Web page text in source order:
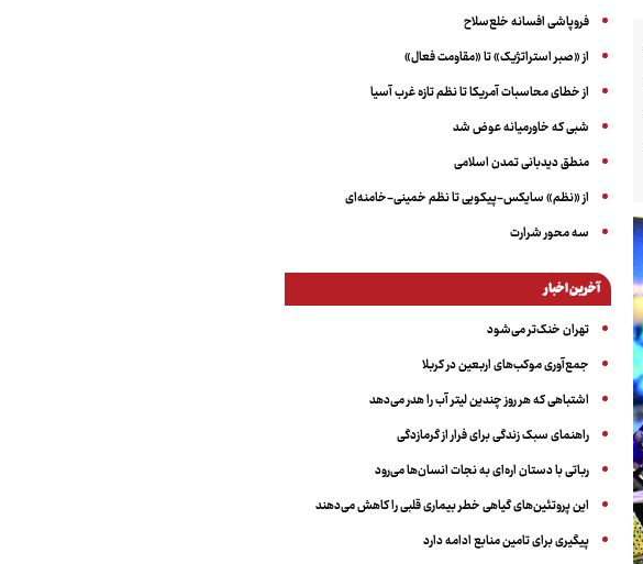
فروپاشی افسانه خلع‌سلاح
از «صبر استراتژیک» تا «مقاومت فعال»
از خطای محاسبات آمریکا تا نظم تازه غرب آسیا
شبی که خاورمیانه عوض شد
منطق دیدبانی تمدن اسلامی
از «نظم» سایکس-پیکویی تا نظم خمینی-خامنه‌ای
سه‌ محور شرارت
آخرین اخبار
تهران خنک‌تر می‌شود
جمع‌آوری موکب‌های اربعین در کربلا
اشتباهی که هر روز چندین لیتر آب را هدر می‌دهد
راهنمای سبک زندگی برای فرار از گرمازدگی
رباتی با دستان اره‌ای به نجات انسان‌ها می‌رود
این پروتئین‌های گیاهی خطر بیماری قلبی را کاهش می‌دهند
پیگیری برای تامین منابع ادامه دارد